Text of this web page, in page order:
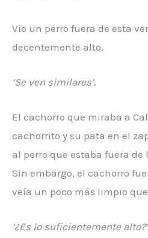
Vio un perro fuera de esta
decentemente alto.
‘Se ven similares’.
El cachorro que miraba a
cachorrito y su pata en el
al perro que estaba fuera de
Sin embargo, el cachorro
veía un poco más limpio
‘¿Es lo suficientemente alto?’